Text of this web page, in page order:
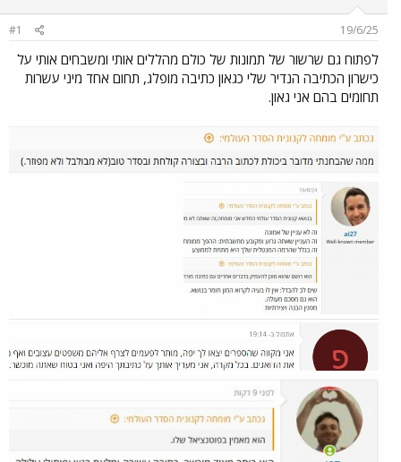
ש
א
ר
ך
19/6/25
#1
לפתוח גם שרשור של תמונות של כולם מהללים אותי ומשבחים אותי על
כישרון הכתיבה הנדיר שלי כגאון כתיבה מופלג, תחום אחד מיני עשרות
תחומים בהם אני גאון.